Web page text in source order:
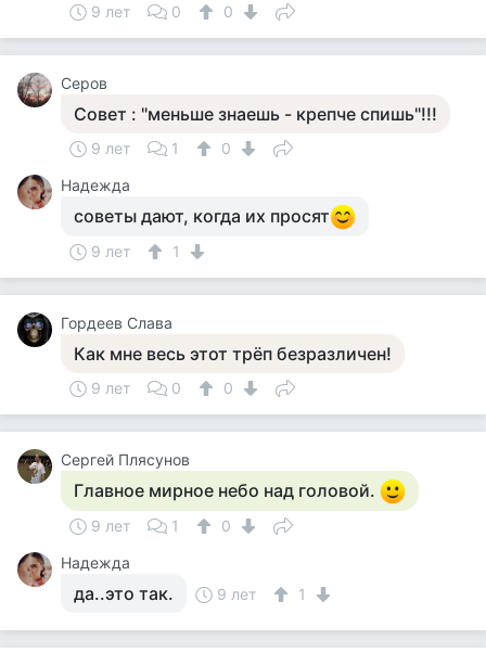
9 лет 0 0
Серов
Совет : "меньше знаешь - крепче спишь"!!!
9 лет 1
0
Надежда
советы дают, когда их просят
9 лет 1
Гордеев Слава
Как мне весь этот трёп безразличен!
9 лет 0 0
Сергей Плясунов
Главное мирное небо над головой.
9 лет 1
0
Надежда
да..это так. 9 лет 1